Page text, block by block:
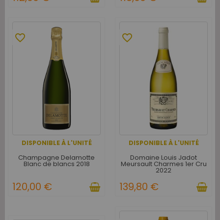
DISPONIBLE À L'UNITÉ
favorite_border
Champagne Delamotte
Blanc de blancs 2018
120,00 €
DISPONIBLE À L'UNITÉ
favorite_border
Domaine Louis Jadot
Meursault Charmes 1er Cru
2022
139,80 €